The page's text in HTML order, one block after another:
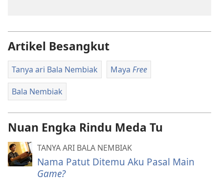
Artikel Besangkut
Tanya ari Bala Nembiak Maya Free
Bala Nembiak
Nuan Engka Rindu Meda Tu
TANYA ARI BALA NEMBIAK
Nama Patut Ditemu Aku Pasal Main
Game?